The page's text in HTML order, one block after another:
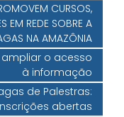
CURSOS,
EM REDE SOBRE A
NA AMAZÔNIA
o acesso
à informação
de Palestras:
abertas